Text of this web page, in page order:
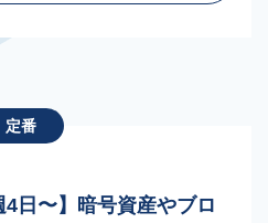
定番
4日〜】暗号資産やブロ